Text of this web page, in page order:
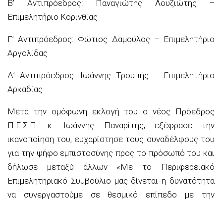
Β’ Αντιπρόεδρος: Παναγιώτης Λουζιώτης –
Επιμελητήριο Κορινθίας
Γ’ Αντιπρόεδρος: Φώτιος Δαμούλος – Επιμελητήριο
Αργολίδας
Δ’ Αντιπρόεδρος: Ιωάννης Τρουπής – Επιμελητήριο
Αρκαδίας
Μετά την ομόφωνη εκλογή του ο νέος Πρόεδρος
Π.Ε.Σ.Π. κ. Ιωάννης Παναρίτης, εξέφρασε την
ικανοποίηση του, ευχαρίστησε τους συναδέλφους του
για την ψήφο εμπιστοσύνης προς το πρόσωπό του και
δήλωσε μεταξύ άλλων «Με το Περιφερειακό
Επιμελητηριακό Συμβούλιο μας δίνεται η δυνατότητα
να συνεργαστούμε σε θεσμικό επίπεδο με την